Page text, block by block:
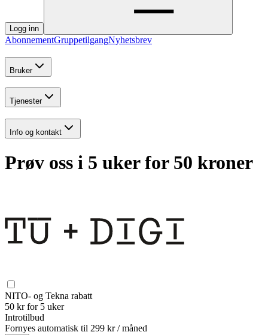
Logg inn
AbonnementGruppetilgangNyhetsbrev
Bruker
Tjenester
Info og kontakt
Prøv oss i 5 uker for 50 kroner
NITO- og Tekna rabatt
50 kr for 5 uker
Introtilbud
Fornyes automatisk til 299 kr / måned